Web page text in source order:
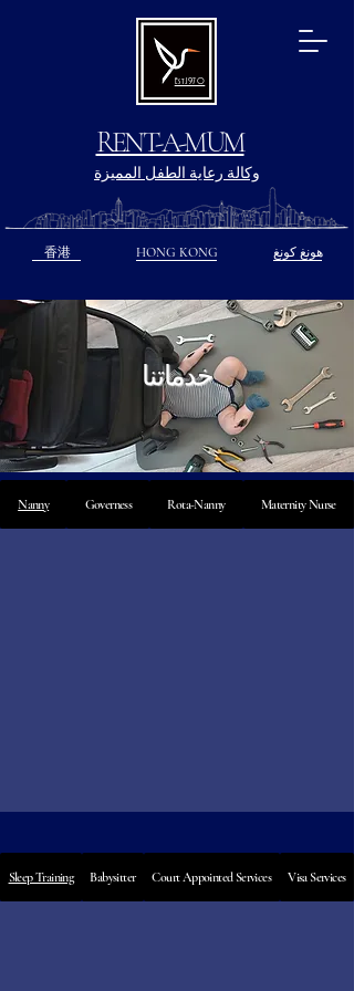
香港 HONG KONG هونغ كونغ
Est.1970
RENT-A-MUM
وكالة رعاية الطفل المميزة
خدماتنا
Nanny Governess Rota-Nanny Maternity Nurse
Sleep Training Babysitter Court Appointed Services Visa Services